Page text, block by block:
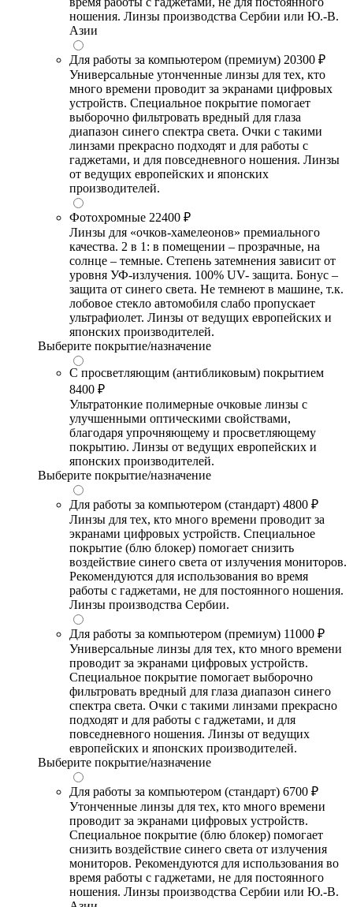
ношения. Линзы производства Сербии или Ю.-В.
Азии
Для работы за компьютером (премиум) 20300 ₽
Универсальные утонченные линзы для тех, кто
много времени проводит за экранами цифровых
устройств. Специальное покрытие помогает
выборочно фильтровать вредный для глаза
диапазон синего спектра света. Очки с такими
линзами прекрасно подходят и для работы с
гаджетами, и для повседневного ношения. Линзы
от ведущих европейских и японских
производителей.
Фотохромные 22400 ₽
Линзы для «очков-хамелеонов» премиального
качества. 2 в 1: в помещении – прозрачные, на
солнце – темные. Степень затемнения зависит от
уровня УФ-излучения. 100% UV- защита. Бонус –
защита от синего света. Не темнеют в машине, т.к.
лобовое стекло автомобиля слабо пропускает
ультрафиолет. Линзы от ведущих европейских и
японских производителей.
Выберите покрытие/назначение
С просветляющим (антибликовым) покрытием
8400 ₽
Ультратонкие полимерные очковые линзы с
улучшенными оптическими свойствами,
благодаря упрочняющему и просветляющему
покрытию. Линзы от ведущих европейских и
японских производителей.
Выберите покрытие/назначение
Для работы за компьютером (стандарт) 4800 ₽
Линзы для тех, кто много времени проводит за
экранами цифровых устройств. Специальное
покрытие (блю блокер) помогает снизить
воздействие синего света от излучения мониторов.
Рекомендуются для использования во время
работы с гаджетами, не для постоянного ношения.
Линзы производства Сербии.
Для работы за компьютером (премиум) 11000 ₽
Универсальные линзы для тех, кто много времени
проводит за экранами цифровых устройств.
Специальное покрытие помогает выборочно
фильтровать вредный для глаза диапазон синего
спектра света. Очки с такими линзами прекрасно
подходят и для работы с гаджетами, и для
повседневного ношения. Линзы от ведущих
европейских и японских производителей.
Выберите покрытие/назначение
Для работы за компьютером (стандарт) 6700 ₽
Утонченные линзы для тех, кто много времени
проводит за экранами цифровых устройств.
Специальное покрытие (блю блокер) помогает
снизить воздействие синего света от излучения
мониторов. Рекомендуются для использования во
время работы с гаджетами, не для постоянного
ношения. Линзы производства Сербии или Ю.-В.